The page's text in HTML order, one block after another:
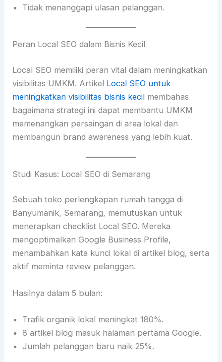
Tidak menanggapi ulasan pelanggan.
Peran Local SEO dalam Bisnis Kecil
Local SEO memiliki peran vital dalam meningkatkan
visibilitas UMKM. Artikel Local SEO untuk
meningkatkan visibilitas bisnis kecil membahas
bagaimana strategi ini dapat membantu UMKM
memenangkan persaingan di area lokal dan
membangun brand awareness yang lebih kuat.
Studi Kasus: Local SEO di Semarang
Sebuah toko perlengkapan rumah tangga di
Banyumanik, Semarang, memutuskan untuk
menerapkan checklist Local SEO. Mereka
mengoptimalkan Google Business Profile,
menambahkan kata kunci lokal di artikel blog, serta
aktif meminta review pelanggan.
Hasilnya dalam 5 bulan:
Trafik organik lokal meningkat 180%.
8 artikel blog masuk halaman pertama Google.
Jumlah pelanggan baru naik 25%.